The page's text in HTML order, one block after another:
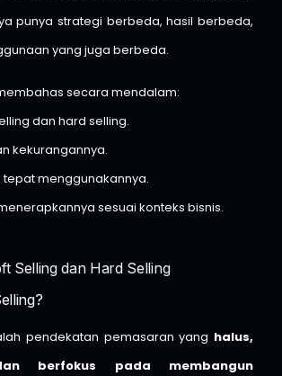
punya strategi berbeda, hasil berbeda,
yang juga berbeda.
secara mendalam:
dan hard selling.
kekurangannya.
tepat menggunakannya.
sesuai konteks bisnis.
Selling dan Hard Selling
pendekatan pemasaran yang halus,
berfokus pada membangun